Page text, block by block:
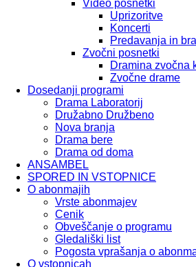
Video posnetki
Uprizoritve
Koncerti
Predavanja in
Zvočni posnetki
Dramina zvočna
Zvočne drame
Dosedanji programi
Drama Laboratorij
Družabno Družbeno
Nova branja
Drama bere
Drama od doma
ANSAMBEL
SPORED IN VSTOPNICE
O abonmajih
Vrste abonmajev
Cenik
Obveščanje o programu
Gledališki list
Pogosta vprašanja o
O vstopnicah